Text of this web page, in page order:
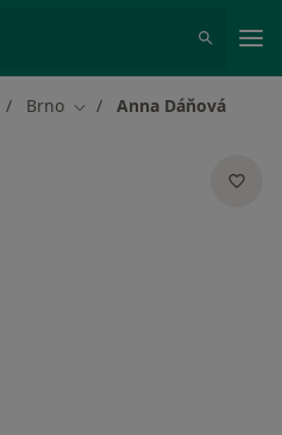
Brno Změna města
Anna Dáňová